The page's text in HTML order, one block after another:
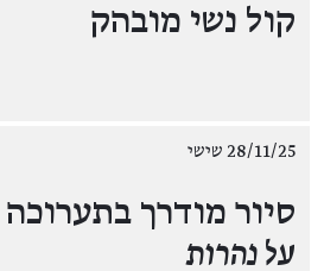
קול נשי מובהק
28/11/25 שישי
סיור מודרך בתערוכה
על נהרות